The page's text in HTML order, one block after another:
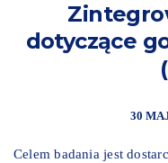
dotyczące
30
Celem badania jest